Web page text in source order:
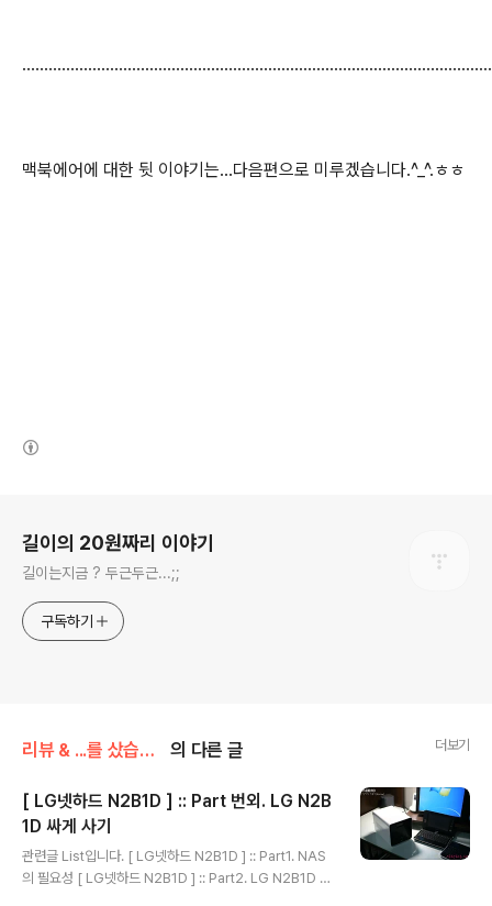
맥북에어에 대한 뒷 이야기는...다음편으로 미루겠습니다.^_^.ㅎㅎ
길이의 20원짜리 이야기
길이는지금 ? 두근두근...;;
구독하기
리뷰 & ...를 샀습니다. 의 다른 글 더보기
[ LG넷하드 N2B1D ] :: Part 번외. LG N2B
1D 싸게 사기
관련글 List입니다. [ LG넷하드 N2B1D ] :: Part1. NAS
의 필요성 [ LG넷하드 N2B1D ] :: Part2. LG N2B1D 를